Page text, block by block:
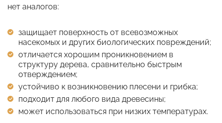
нет аналогов:
защищает поверхность от всевозможных
насекомых и других биологических повреждений;
отличается хорошим проникновением в
структуру дерева, сравнительно быстрым
отверждением;
устойчиво к возникновению плесени и грибка;
подходит для любого вида древесины;
может использоваться при низких температурах.